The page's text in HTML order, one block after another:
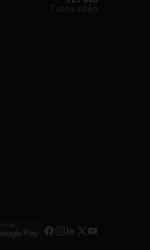
Tutos vidéo